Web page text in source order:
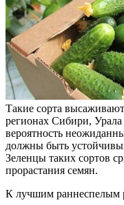
Такие сорта
регионах Сибири,
вероятность
должны быть
Зеленцы таких сортов
прорастания семян.
К лучшим раннеспелым